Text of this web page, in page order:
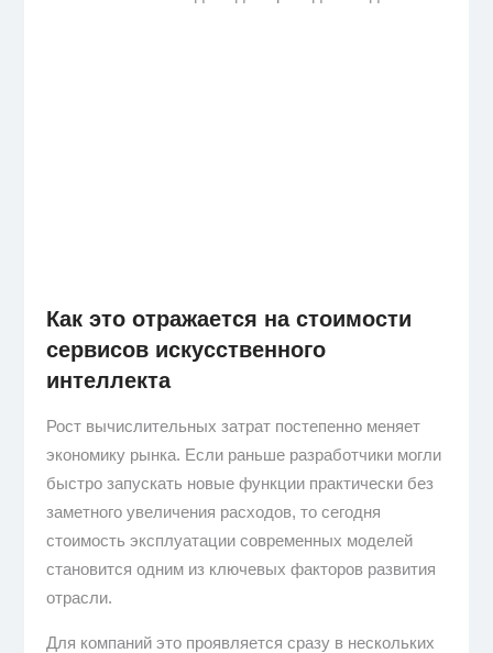
Как это отражается на стоимости
сервисов искусственного
интеллекта
Рост вычислительных затрат постепенно меняет
экономику рынка. Если раньше разработчики могли
быстро запускать новые функции практически без
заметного увеличения расходов, то сегодня
стоимость эксплуатации современных моделей
становится одним из ключевых факторов развития
отрасли.
Для компаний это проявляется сразу в нескольких